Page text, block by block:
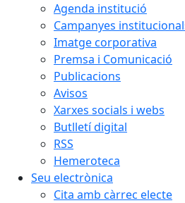
Agenda institució
Campanyes
Imatge corporativa
Premsa i Comunicació
Publicacions
Avisos
Xarxes socials i webs
Butlletí digital
RSS
Hemeroteca
Seu electrònica
Cita amb càrrec electe